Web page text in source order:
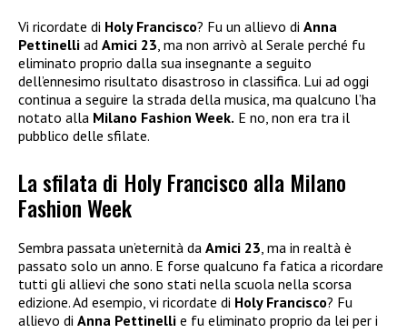
Vi ricordate di Holy Francisco? Fu un allievo di Anna
Pettinelli ad Amici 23, ma non arrivò al Serale perché fu
eliminato proprio dalla sua insegnante a seguito
dell’ennesimo risultato disastroso in classifica. Lui ad oggi
continua a seguire la strada della musica, ma qualcuno l’ha
notato alla Milano Fashion Week. E no, non era tra il
pubblico delle sfilate.
La sfilata di Holy Francisco alla Milano
Fashion Week
Sembra passata un’eternità da Amici 23 , ma in realtà è
passato solo un anno. E forse qualcuno fa fatica a ricordare
tutti gli allievi che sono stati nella scuola nella scorsa
edizione. Ad esempio, vi ricordate di Holy Francisco? Fu
allievo di Anna Pettinelli e fu eliminato proprio da lei per i